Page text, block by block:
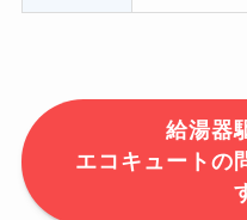
給湯器
エコキュートの